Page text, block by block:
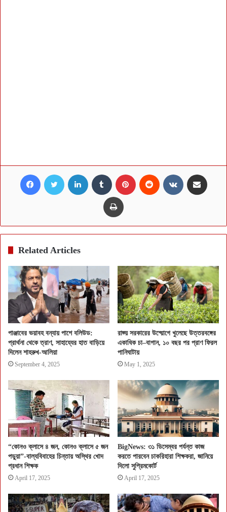
Facebook Twitter LinkedIn Tumblr Pinterest Reddit VKontakte
Print
Related Articles
পাঞ্জাবের ভয়াবহ বন্যায় পাশে বলিউড:
প্রার্থনা থেকে ত্রাণ, সাহায্যের হাত বাড়িয়ে
দিলেন শাহরুখ-আলিয়া
September 4, 2025
রাজ্য় সরকারের উদ্য়োগে খুলেছে উত্তরবঙ্গের
একাধিক চা–বাগান, ১০ বছর পর প্রাণ ফিরল
পানিঘাটায়
May 1, 2025
“কোনও ক্লাসে ৪ জন, কোনও ক্লাসে ৫ জন
পড়ুয়া”-বাল্যবিবাহের চিন্তায় অস্থির খোদ
প্রধান শিক্ষক
April 17, 2025
BigNews: ৩১ ডিসেম্বর পর্যন্ত কাজ
করতে পারবেন চাকরিহারা শিক্ষকরা, জানিয়ে
দিলো সুপ্রিমকোর্ট
April 17, 2025